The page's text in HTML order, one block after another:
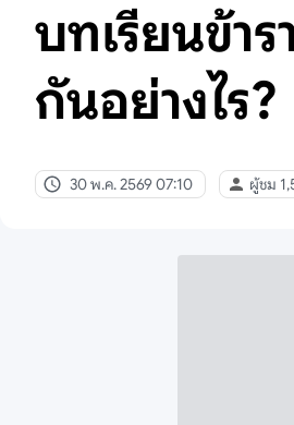
บทเรียนข้า
กันอย่างไร?
30 พ.ค. 2569 07:10 ผู้ชม